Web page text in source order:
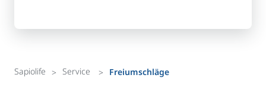
Sapiolife Service Freiumschläge